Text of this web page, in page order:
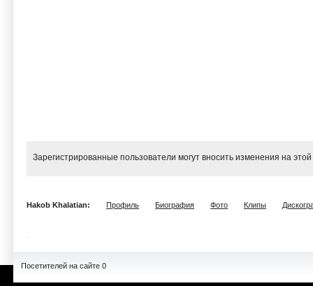
Зарегистрированные пользователи могут вносить изменения на
Hakob Khalatian: Профиль Биография Фото Клипы
Посетителей на сайте 0